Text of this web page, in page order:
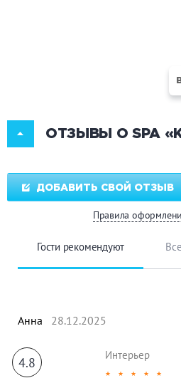
ОТЗЫВЫ О SPA
ДОБАВИТЬ СВОЙ ОТЗЫВ
Правила
Гости рекомендуют
Анна 28.12.2025
4.8 Интерьер
★ ★ ★ ★ ★